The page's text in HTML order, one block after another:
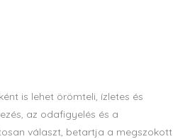
is lehet örömteli, ízletes és
az odafigyelés és a
választ, betartja a megszokott